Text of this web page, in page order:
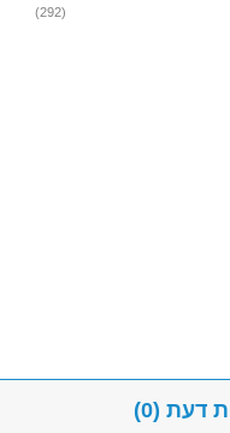
(292)
דעת (0)